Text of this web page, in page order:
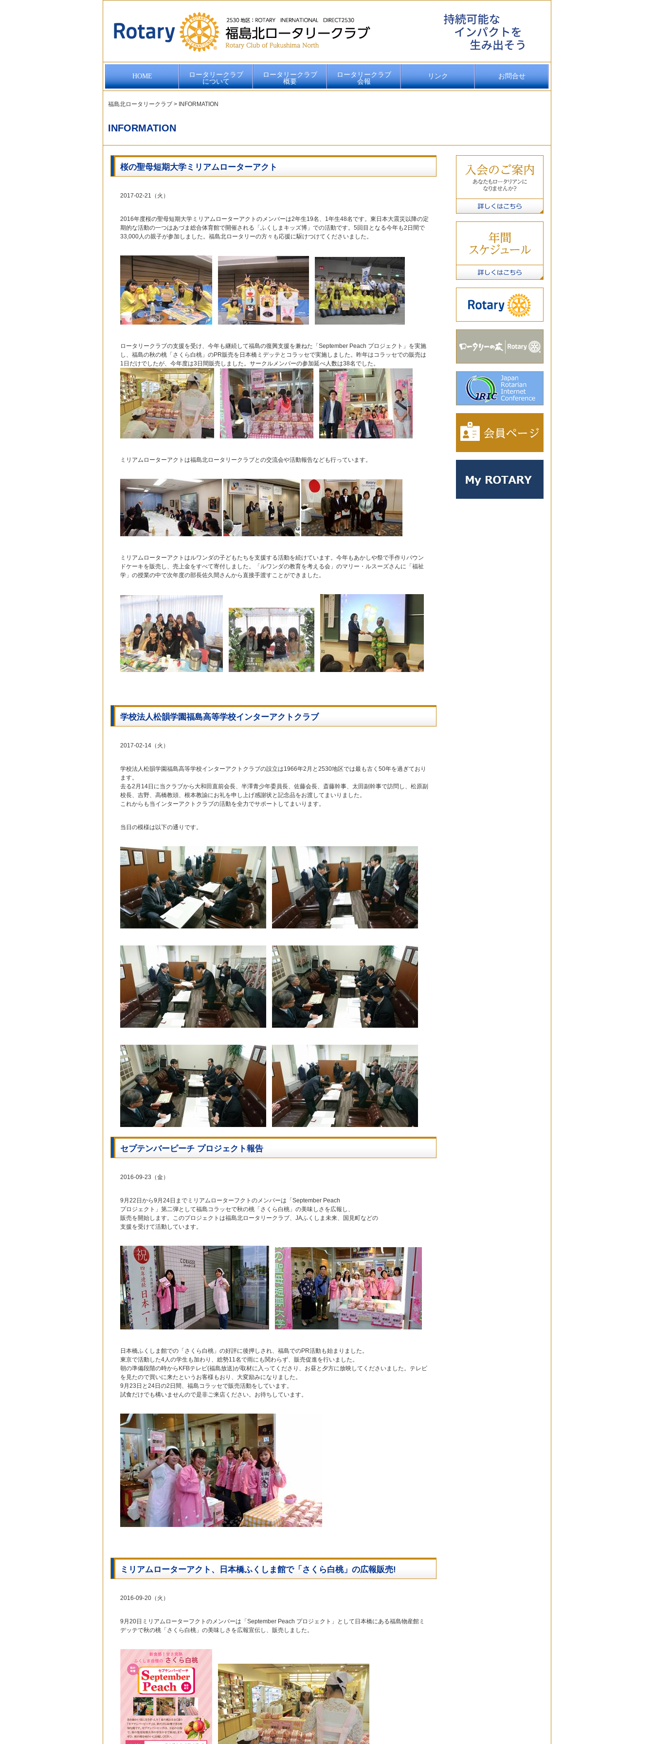
HOME
ロータリークラブ
について
ロータリークラブ
概要
ロータリークラブ
会報
リンク お問合せ
福島北ロータリークラブ > INFORMATION
INFORMATION
桜の聖母短期大学ミリアムローターアクト
2017-02-21（火）
2016年度桜の聖母短期大学ミリアムローターアクトのメンバーは2年生19名、1年生48名です。東日本大震災以降の定
期的な活動の一つはあづま総合体育館で開催される「ふくしまキッズ博」での活動です。5回目となる今年も2日間で
33,000人の親子が参加しました。福島北ロータリーの方々も応援に駆けつけてくださいました。
ロータリークラブの支援を受け、今年も継続して福島の復興支援を兼ねた「September Peach プロジェクト」を実施
し、福島の秋の桃「さくら白桃」のPR販売を日本橋ミデッテとコラッセで実施しました。昨年はコラッセでの販売は
1日だけでしたが、今年度は3日間販売しました。サークルメンバーの参加延べ人数は38名でした。
ミリアムローターアクトは福島北ロータリークラブとの交流会や活動報告なども行っています。
ミリアムローターアクトはルワンダの子どもたちを支援する活動を続けています。今年もあかしや祭で手作りパウン
ドケーキを販売し、売上金をすべて寄付しました。「ルワンダの教育を考える会」のマリー・ルスーズさんに「福祉
学」の授業の中で次年度の部長佐久間さんから直接手渡すことができました。
学校法人松韻学園福島高等学校インターアクトクラブ
2017-02-14（火）
学校法人松韻学園福島高等学校インターアクトクラブの設立は1966年2月と2530地区では最も古く50年を過ぎており
ます。
去る2月14日に当クラブから大和田直前会長、半澤青少年委員長、佐藤会長、斎藤幹事、太田副幹事で訪問し、松原副
校長、吉野、高橋教頭、根本教諭にお礼を申し上げ感謝状と記念品をお渡してまいりました。
これからも当インターアクトクラブの活動を全力でサポートしてまいります。
当日の模様は以下の通りです。
セプテンバーピーチ プロジェクト報告
2016-09-23（金）
9月22日から9月24日までミリアムローターフクトのメンバーは「September Peach
プロジェクト」第二弾として福島コラッセで秋の桃「さくら白桃」の美味しさを広報し、
販売を開始します。このプロジェクトは福島北ロータリークラブ、JAふくしま未来、国見町などの
支援を受けて活動しています。
日本橋ふくしま館での「さくら白桃」の好評に後押しされ、福島でのPR活動も始まりました。
東京で活動した4人の学生も加わり、総勢11名で雨にも関わらず、販売促進を行いました。
朝の準備段階の時からKFBテレビ(福島放送)が取材に入ってくださり、お昼と夕方に放映してくださいました。テレビ
を見たので買いに来たというお客様もおり、大変励みになりました。
9月23日と24日の2日間、福島コラッセで販売活動をしています。
試食だけでも構いませんので是非ご来店ください。お待ちしています。
ミリアムローターアクト、日本橋ふくしま館で「さくら白桃」の広報販売!
2016-09-20（火）
9月20日ミリアムローターフクトのメンバーは「September Peach プロジェクト」として日本橋にある福島物産館ミ
デッテで秋の桃「さくら白桃」の美味しさを広報宣伝し、販売しました。